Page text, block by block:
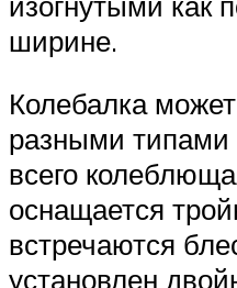
ширине.
Колебалка
разными
всего
оснащается
встречаются
установлен